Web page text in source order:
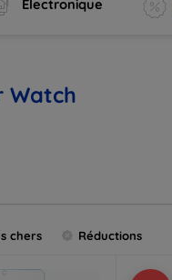
Électronique
Watch
chers Réductions